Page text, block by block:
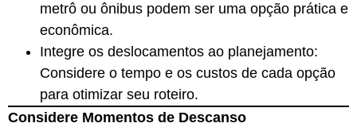
metrô ou ônibus podem ser uma opção prática e
econômica.
Integre os deslocamentos ao planejamento:
Considere o tempo e os custos de cada opção
para otimizar seu roteiro.
Considere Momentos de Descanso